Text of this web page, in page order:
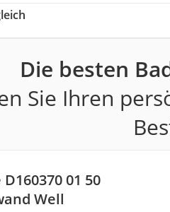
Die besten
Sie Ihren
01 50
Well